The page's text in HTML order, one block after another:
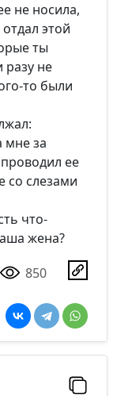
не носила,
этой
ты
разу не
то были
за
ее
со слезами
что-
жена?
850